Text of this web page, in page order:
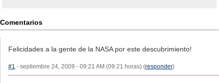
Comentarios
Felicidades a la gente de la NASA por este descubrimiento!
#1 - septiembre 24, 2009 - 09:21 AM (09:21 horas) (responder)